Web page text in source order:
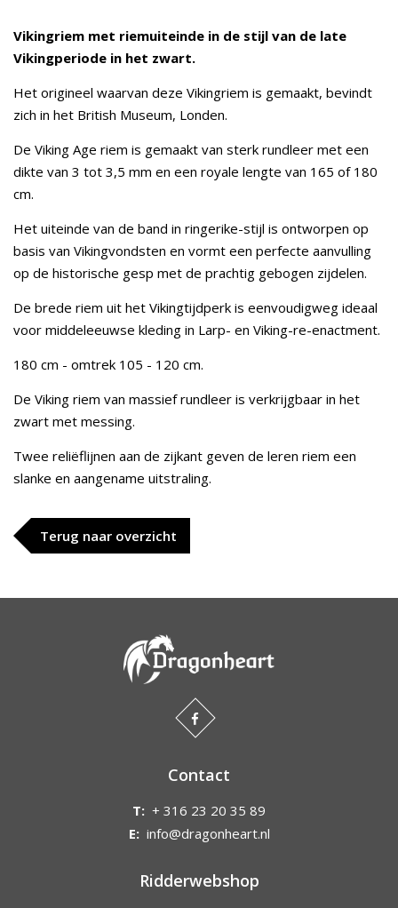
Vikingriem met riemuiteinde in de stijl van de late
Vikingperiode in het zwart.
Het origineel waarvan deze Vikingriem is gemaakt, bevindt
zich in het British Museum, Londen.
De Viking Age riem is gemaakt van sterk rundleer met een
dikte van 3 tot 3,5 mm en een royale lengte van 165 of 180
cm.
Het uiteinde van de band in ringerike-stijl is ontworpen op
basis van Vikingvondsten en vormt een perfecte aanvulling
op de historische gesp met de prachtig gebogen zijdelen.
De brede riem uit het Vikingtijdperk is eenvoudigweg ideaal
voor middeleeuwse kleding in Larp- en Viking-re-enactment.
180 cm - omtrek 105 - 120 cm.
De Viking riem van massief rundleer is verkrijgbaar in het
zwart met messing.
Twee reliëflijnen aan de zijkant geven de leren riem een
slanke en aangename uitstraling.
Terug naar overzicht
Contact
T: + 316 23 20 35 89
E: info@dragonheart.nl
Ridderwebshop